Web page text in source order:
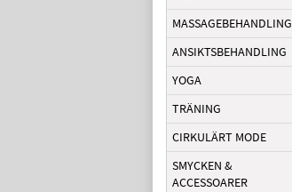
MASSAGEBEHANDLING
ANSIKTSBEHANDLING
YOGA
TRÄNING
CIRKULÄRT MODE
SMYCKEN &
ACCESSOARER